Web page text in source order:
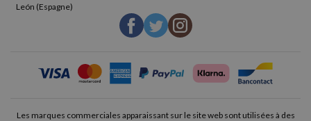
León (Espagne)
Les marques commerciales apparaissant sur le site web sont utilisées à des